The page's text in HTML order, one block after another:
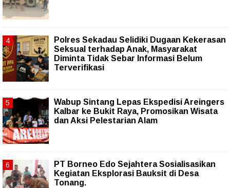
Polres Sekadau Selidiki Dugaan Kekerasan
Seksual terhadap Anak, Masyarakat
Diminta Tidak Sebar Informasi Belum
Terverifikasi
Wabup Sintang Lepas Ekspedisi Areingers
Kalbar ke Bukit Raya, Promosikan Wisata
dan Aksi Pelestarian Alam
PT Borneo Edo Sejahtera Sosialisasikan
Kegiatan Eksplorasi Bauksit di Desa
Tonang.